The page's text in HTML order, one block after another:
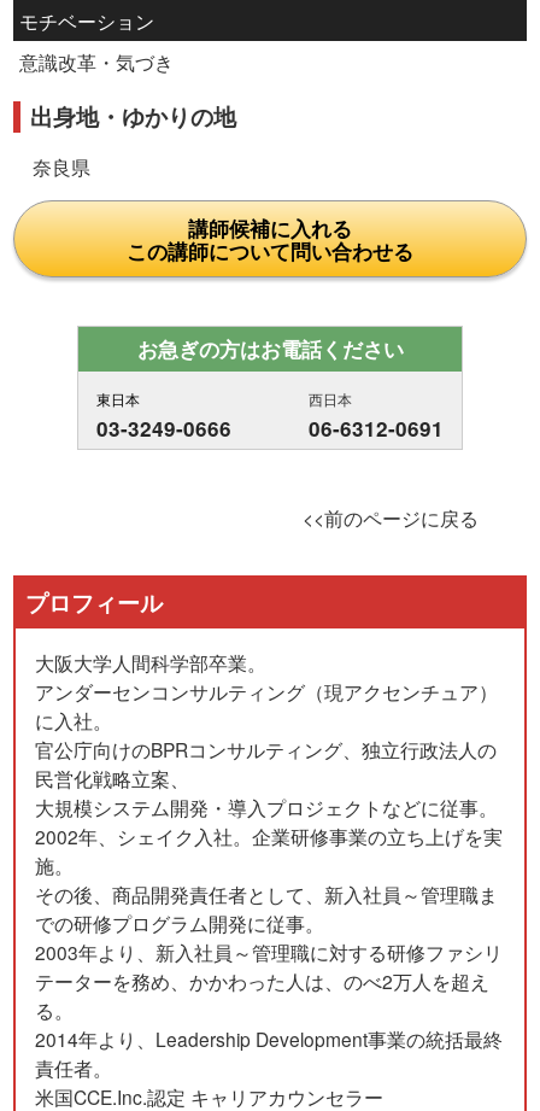
モチベーション
意識改革・気づき
出身地・ゆかりの地
奈良県
講師候補に入れる
この講師について問い合わせる
お急ぎの方はお電話ください
東日本
03-3249-0666
西日本
06-6312-0691
<<前のページに戻る
プロフィール
大阪大学人間科学部卒業。
アンダーセンコンサルティング（現アクセンチュア）
に入社。
官公庁向けのBPRコンサルティング、独立行政法人の
民営化戦略立案、
大規模システム開発・導入プロジェクトなどに従事。
2002年、シェイク入社。企業研修事業の立ち上げを実
施。
その後、商品開発責任者として、新入社員～管理職ま
での研修プログラム開発に従事。
2003年より、新入社員～管理職に対する研修ファシリ
テーターを務め、かかわった人は、のべ2万人を超え
る。
2014年より、Leadership Development事業の統括最終
責任者。
米国CCE.Inc.認定 キャリアカウンセラー